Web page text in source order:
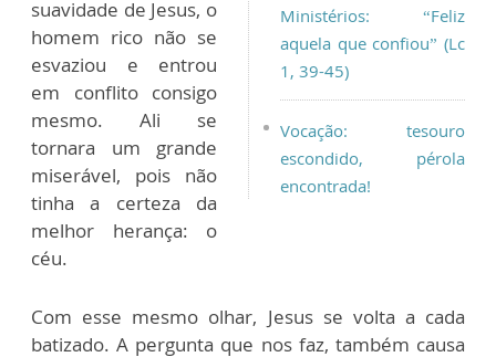
Ministérios: “Feliz
aquela que confiou” (Lc
1, 39-45)
Vocação: tesouro
escondido, pérola
encontrada!
suavidade de Jesus, o
homem rico não se
esvaziou e entrou
em conflito consigo
mesmo. Ali se
tornara um grande
miserável, pois não
tinha a certeza da
melhor herança: o
céu.
Com esse mesmo olhar, Jesus se volta a cada
batizado. A pergunta que nos faz, também causa